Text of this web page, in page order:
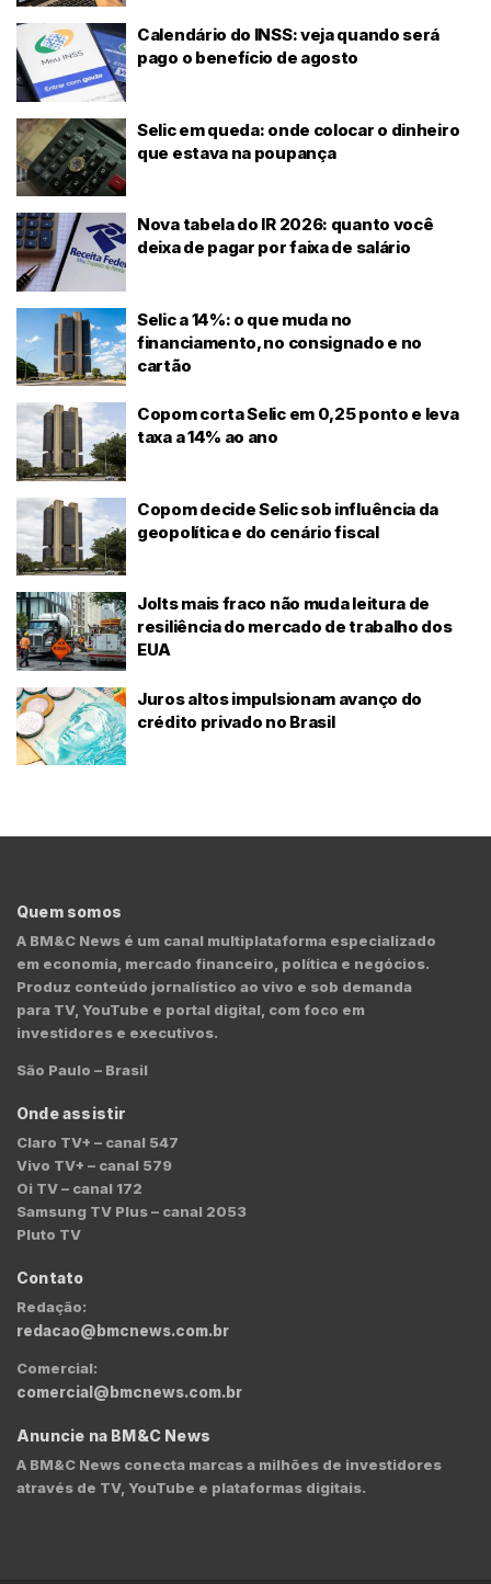
Calendário do INSS: veja quando será
pago o benefício de agosto
Selic em queda: onde colocar o dinheiro
que estava na poupança
Nova tabela do IR 2026: quanto você
deixa de pagar por faixa de salário
Selic a 14%: o que muda no
financiamento, no consignado e no
cartão
Copom corta Selic em 0,25 ponto e leva
taxa a 14% ao ano
Copom decide Selic sob influência da
geopolítica e do cenário fiscal
Jolts mais fraco não muda leitura de
resiliência do mercado de trabalho dos
EUA
Juros altos impulsionam avanço do
crédito privado no Brasil
Quem somos
A BM&C News é um canal multiplataforma especializado
em economia, mercado financeiro, política e negócios.
Produz conteúdo jornalístico ao vivo e sob demanda
para TV, YouTube e portal digital, com foco em
investidores e executivos.
São Paulo – Brasil
Onde assistir
Claro TV+ – canal 547
Vivo TV+ – canal 579
Oi TV – canal 172
Samsung TV Plus – canal 2053
Pluto TV
Contato
Redação:
redacao@bmcnews.com.br
Comercial:
comercial@bmcnews.com.br
Anuncie na BM&C News
A BM&C News conecta marcas a milhões de investidores
através de TV, YouTube e plataformas digitais.